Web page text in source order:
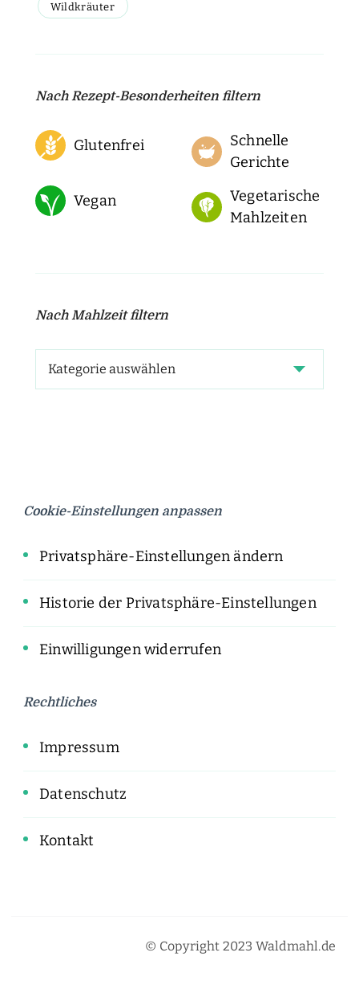
Wildkräuter
Nach Rezept-Besonderheiten filtern
Glutenfrei
Schnelle
Gerichte
Vegan
Vegetarische
Mahlzeiten
Nach Mahlzeit filtern
Cookie-Einstellungen anpassen
Privatsphäre-Einstellungen ändern
Historie der Privatsphäre-Einstellungen
Einwilligungen widerrufen
Rechtliches
Impressum
Datenschutz
Kontakt
© Copyright 2023 Waldmahl.de